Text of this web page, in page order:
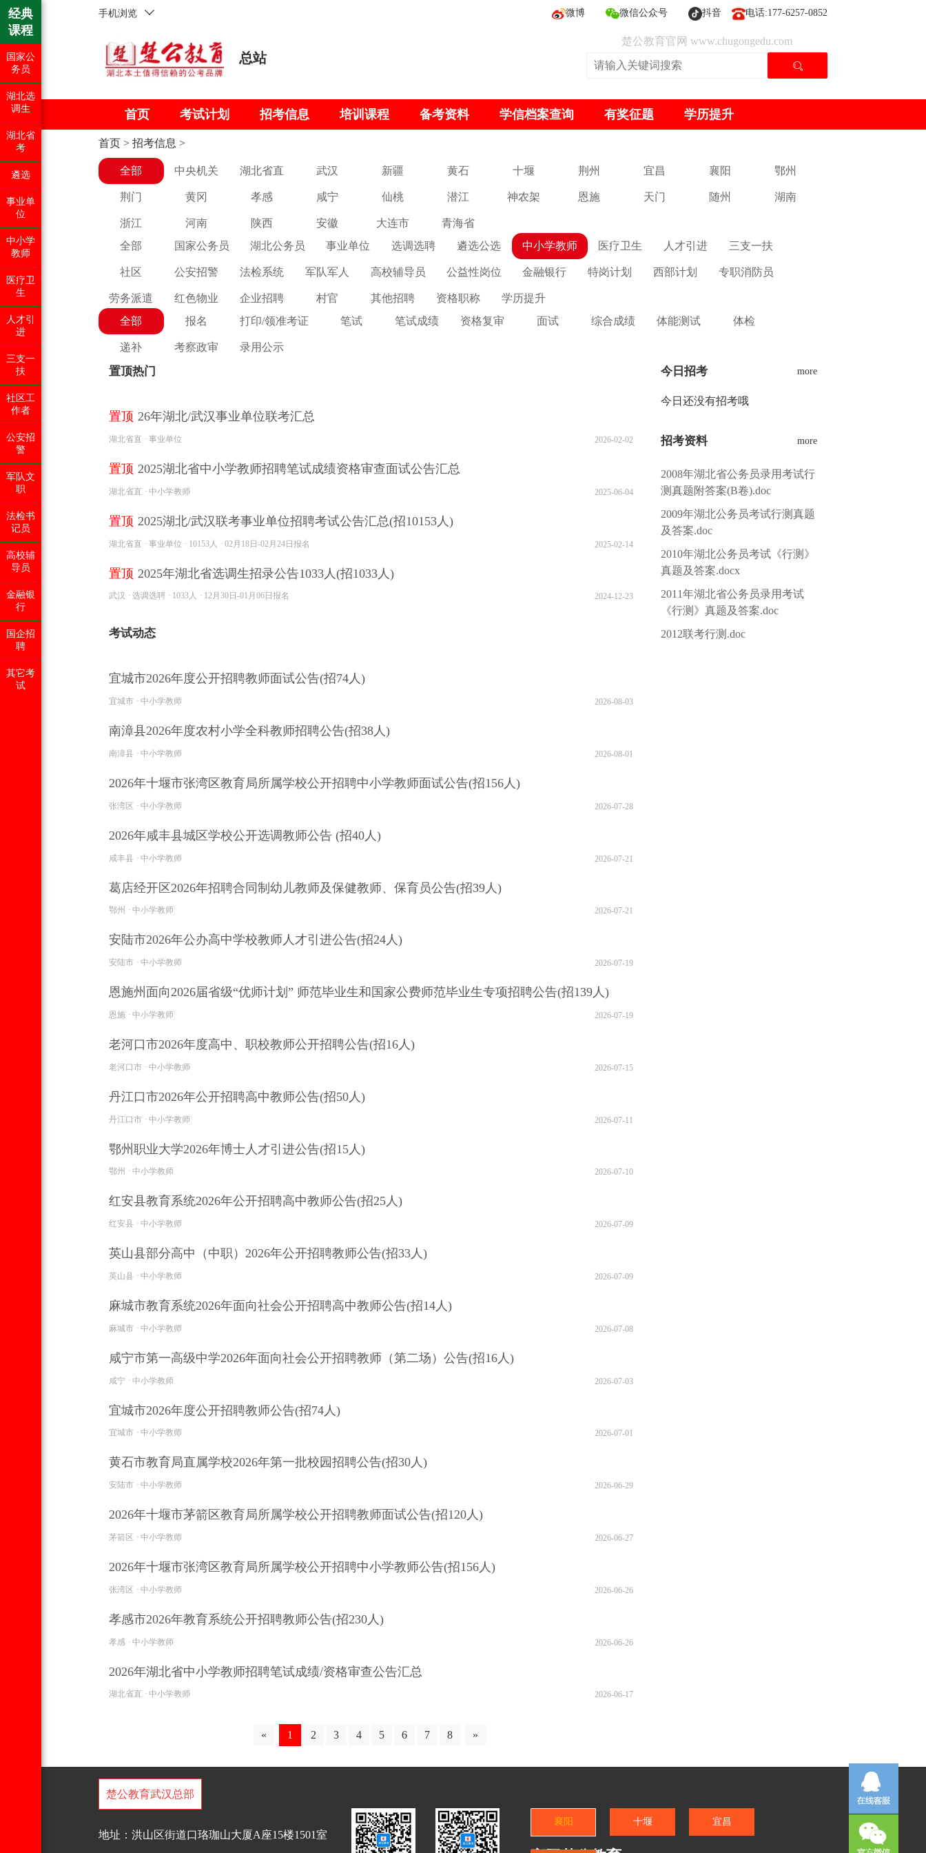
手机浏览 微博 微信公众号 抖音 电话:177-6257-0852
总站
楚公教育官网 www.chugongedu.com
首页 考试计划 招考信息 培训课程 备考资料 学信档案查询 有奖征题 学历提升
首页 > 招考信息 >
全部 中央机关 湖北省直 武汉 新疆 黄石 十堰 荆州 宜昌 襄阳 鄂州
荆门 黄冈 孝感 咸宁 仙桃 潜江 神农架 恩施 天门 随州 湖南
浙江 河南 陕西 安徽 大连市
青海省
全部
国家公务员 湖北公务员 事业单位 选调选聘 遴选公选 中小学教师 医疗卫生 人才引进 三支一扶
社区 公安招警 法检系统 军队军人 高校辅导员 公益性岗位 金融银行 特岗计划 西部计划 专职消防员
劳务派遣 红色物业 企业招聘 村官 其他招聘 资格职称
学历提升
全部
报名 打印/领准考证 笔试 笔试成绩 资格复审 面试 综合成绩 体能测试 体检
递补 考察政审 录用公示
置顶热门
置顶 26年湖北/武汉事业单位联考汇总
湖北省直 事业单位 2026-02-02
置顶 2025湖北省中小学教师招聘笔试成绩资格审查面试公告汇总
湖北省直 中小学教师 2025-06-04
置顶 2025湖北/武汉联考事业单位招聘考试公告汇总(招10153人)
湖北省直 事业单位 10153人 02月18日-02月24日报名 2025-02-14
置顶 2025年湖北省选调生招录公告1033人(招1033人)
武汉 选调选聘 1033人 12月30日-01月06日报名 2024-12-23
考试动态
宜城市2026年度公开招聘教师面试公告(招74人)
宜城市 中小学教师 2026-08-03
南漳县2026年度农村小学全科教师招聘公告(招38人)
南漳县 中小学教师 2026-08-01
2026年十堰市张湾区教育局所属学校公开招聘中小学教师面试公告(招156人)
张湾区 中小学教师 2026-07-28
2026年咸丰县城区学校公开选调教师公告 (招40人)
咸丰县 中小学教师 2026-07-21
葛店经开区2026年招聘合同制幼儿教师及保健教师、保育员公告(招39人)
鄂州 中小学教师 2026-07-21
安陆市2026年公办高中学校教师人才引进公告(招24人)
安陆市 中小学教师 2026-07-19
恩施州面向2026届省级“优师计划” 师范毕业生和国家公费师范毕业生专项招聘公告(招139人)
恩施 中小学教师 2026-07-19
老河口市2026年度高中、职校教师公开招聘公告(招16人)
老河口市 中小学教师 2026-07-15
丹江口市2026年公开招聘高中教师公告(招50人)
丹江口市 中小学教师 2026-07-11
鄂州职业大学2026年博士人才引进公告(招15人)
鄂州 中小学教师 2026-07-10
红安县教育系统2026年公开招聘高中教师公告(招25人)
红安县 中小学教师 2026-07-09
英山县部分高中（中职）2026年公开招聘教师公告(招33人)
英山县 中小学教师 2026-07-09
麻城市教育系统2026年面向社会公开招聘高中教师公告(招14人)
麻城市 中小学教师 2026-07-08
咸宁市第一高级中学2026年面向社会公开招聘教师（第二场）公告(招16人)
咸宁 中小学教师 2026-07-03
宜城市2026年度公开招聘教师公告(招74人)
宜城市 中小学教师 2026-07-01
黄石市教育局直属学校2026年第一批校园招聘公告(招30人)
安陆市 中小学教师 2026-06-29
2026年十堰市茅箭区教育局所属学校公开招聘教师面试公告(招120人)
茅箭区 中小学教师 2026-06-27
2026年十堰市张湾区教育局所属学校公开招聘中小学教师公告(招156人)
张湾区 中小学教师 2026-06-26
孝感市2026年教育系统公开招聘教师公告(招230人)
孝感 中小学教师 2026-06-26
2026年湖北省中小学教师招聘笔试成绩/资格审查公告汇总
湖北省直 中小学教师 2026-06-17
« 1 2 3 4 5 6 7 8 »
今日招考 more
今日还没有招考哦
招考资料 more
2008年湖北省公务员录用考试行
测真题附答案(B卷).doc
2009年湖北公务员考试行测真题
及答案.doc
2010年湖北公务员考试《行测》
真题及答案.docx
2011年湖北省公务员录用考试
《行测》真题及答案.doc
2012联考行测.doc
楚公教育武汉总部
地址：洪山区街道口珞珈山大厦A座15楼1501室
襄阳 十堰 宜昌
经典
课程
国家公
务员
湖北选
调生
湖北省
考
遴选
事业单
位
中小学
教师
医疗卫
生
人才引
进
三支一
扶
社区工
作者
公安招
警
军队文
职
法检书
记员
高校辅
导员
金融银
行
国企招
聘
其它考
试